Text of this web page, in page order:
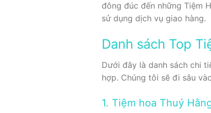
đông đúc đến những Tiệm
sử dụng dịch vụ giao hàng.
Danh sách Top
Dưới đây là danh sách chi
hợp. Chúng tôi sẽ đi sâu
1. Tiệm hoa Thuý